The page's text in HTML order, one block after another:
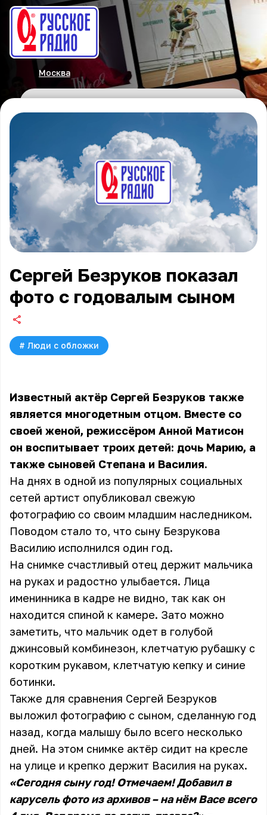
Москва
Сергей Безруков показал
фото с годовалым сыном
# Люди с обложки
Известный актёр Сергей Безруков также
является многодетным отцом. Вместе со
своей женой, режиссёром Анной Матисон
он воспитывает троих детей: дочь Марию, а
также сыновей Степана и Василия.
На днях в одной из популярных социальных
сетей артист опубликовал свежую
фотографию со своим младшим наследником.
Поводом стало то, что сыну Безрукова
Василию исполнился один год.
На снимке счастливый отец держит мальчика
на руках и радостно улыбается. Лица
именинника в кадре не видно, так как он
находится спиной к камере. Зато можно
заметить, что мальчик одет в голубой
джинсовый комбинезон, клетчатую рубашку с
коротким рукавом, клетчатую кепку и синие
ботинки.
Также для сравнения Сергей Безруков
выложил фотографию с сыном, сделанную год
назад, когда малышу было всего несколько
дней. На этом снимке актёр сидит на кресле
на улице и крепко держит Василия на руках.
«Сегодня сыну год! Отмечаем! Добавил в
карусель фото из архивов – на нём Васе всего